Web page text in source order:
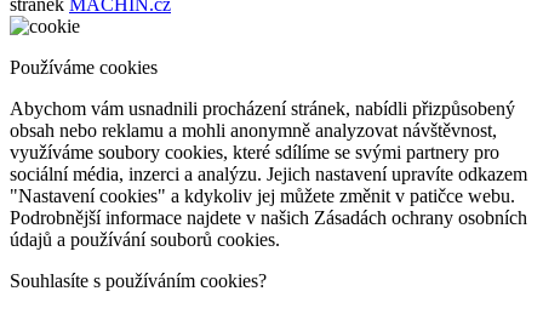
stránek MACHIN.cz
Používáme cookies
Abychom vám usnadnili procházení stránek, nabídli přizpůsobený
obsah nebo reklamu a mohli anonymně analyzovat návštěvnost,
využíváme soubory cookies, které sdílíme se svými partnery pro
sociální média, inzerci a analýzu. Jejich nastavení upravíte odkazem
"Nastavení cookies" a kdykoliv jej můžete změnit v patičce webu.
Podrobnější informace najdete v našich Zásadách ochrany osobních
údajů a používání souborů cookies.
Souhlasíte s používáním cookies?